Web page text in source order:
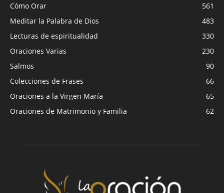
Cómo Orar
561
Meditar la Palabra de Dios
483
Lecturas de espiritualidad
330
Oraciones Varias
230
Salmos
90
Colecciones de Frases
66
Oraciones a la Virgen María
65
Oraciones de Matrimonio y Familia
62